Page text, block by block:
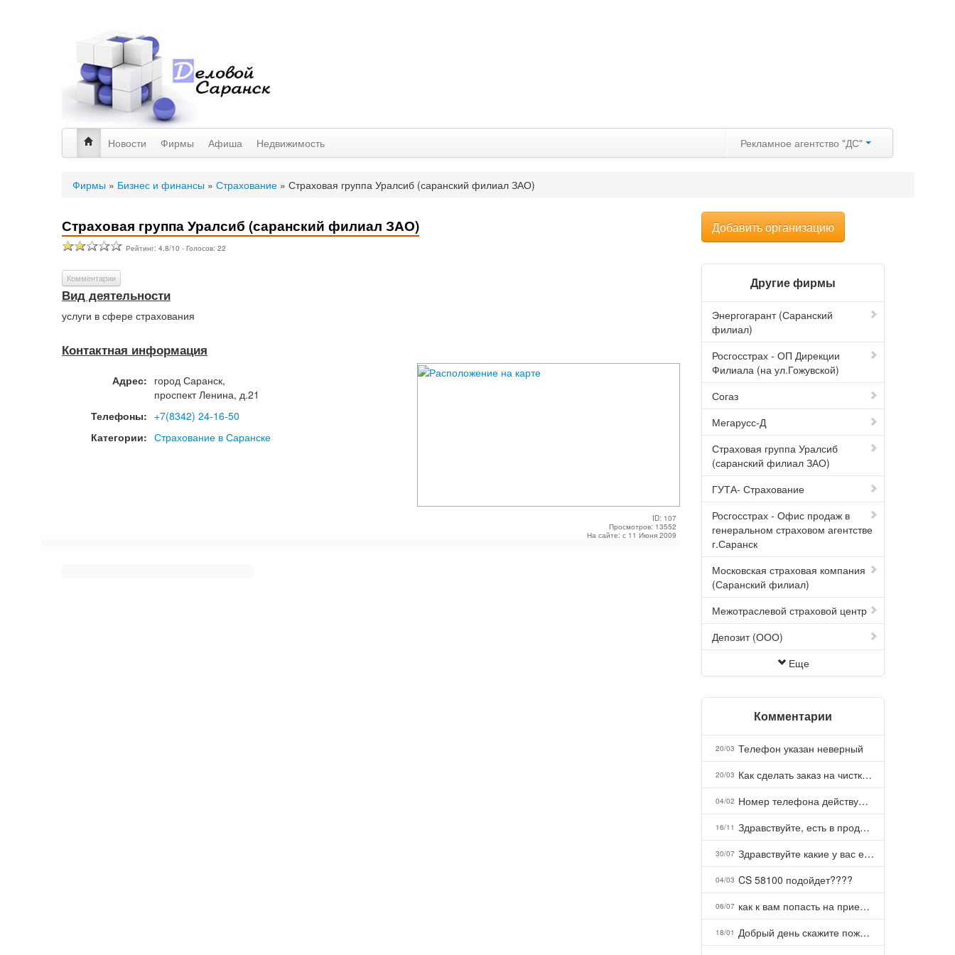
Новости Фирмы Афиша Недвижимость Рекламное агентство "ДС"
Фирмы » Бизнес и финансы » Страхование » Страховая группа Уралсиб (саранский филиал ЗАО)
Страховая группа Уралсиб (саранский филиал ЗАО)
Рейтинг: 4.8/10 - Голосов: 22
Комментарии
Вид деятельности
услуги в сфере страхования
Контактная информация
Адрес: город Саранск,
проспект Ленина, д.21
Телефоны: +7(8342) 24-16-50
Категории: Страхование в Саранске
ID: 107
Просмотров: 13552
На сайте: с 11 Июня 2009
Добавить организацию
Другие фирмы
Энергогарант (Саранский
филиал)
Росгосстрах - ОП Дирекции
Филиала (на ул.Гожувской)
Согаз
Мегарусс-Д
Страховая группа Уралсиб
(саранский филиал ЗАО)
ГУТА- Страхование
Росгосстрах - Офис продаж в
генеральном страховом агентстве
г.Саранск
Московская страховая компания
(Саранский филиал)
Межотраслевой страховой центр
Депозит (ООО)
Еще
Комментарии
20/03 Телефон указан неверный
20/03 Как сделать заказ на чистку пуховых подушек?
04/02 Номер телефона действующий можно узнать почему номер неправельный
16/11 Здравствуйте, есть в продаже? Есть доставка до Казани?
30/07 Здравствуйте какие у вас есть курсы и какая цена, ?
04/03 CS 58100 подойдет????
06/07 как к вам попасть на прием? Или дозвониться, трубку не берете.
18/01 Добрый день скажите пожалуйста как можно с вами связаться . Телефон не отвечает .Заказала кухню в тц Хороший есть претензии а менеджер контактов не дает .Что делать?